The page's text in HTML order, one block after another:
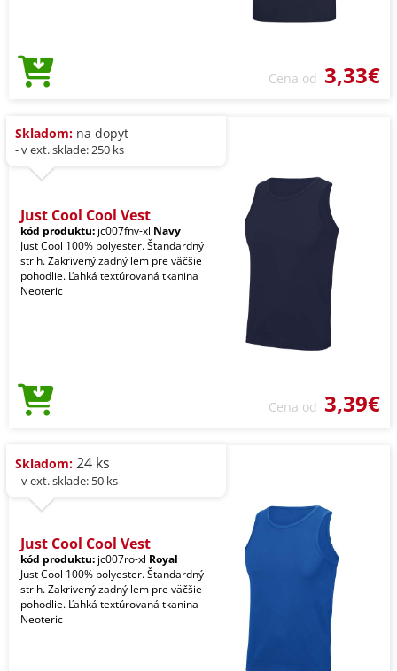
Cena od 3,33€
Skladom: na dopyt
- v ext. sklade: 250 ks
Just Cool Cool Vest
kód produktu: jc007fnv-xl Navy
Just Cool 100% polyester. Štandardný
strih. Zakrivený zadný lem pre väčšie
pohodlie. Ľahká textúrovaná tkanina
Neoteric
Cena od 3,39€
Skladom: 24 ks
- v ext. sklade: 50 ks
Just Cool Cool Vest
kód produktu: jc007ro-xl Royal
Just Cool 100% polyester. Štandardný
strih. Zakrivený zadný lem pre väčšie
pohodlie. Ľahká textúrovaná tkanina
Neoteric